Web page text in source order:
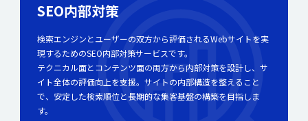
SEO内部対策
検索エンジンとユーザーの双方から評価されるWebサイトを実
現するためのSEO内部対策サービスです。
テクニカル面とコンテンツ面の両方から内部対策を設計し、サ
イト全体の評価向上を支援。サイトの内部構造を整えること
で、安定した検索順位と長期的な集客基盤の構築を目指しま
す。